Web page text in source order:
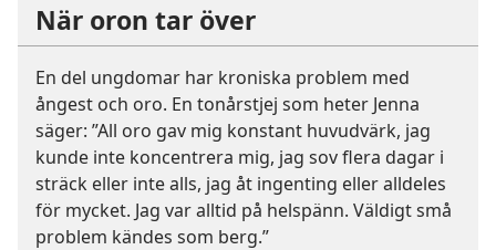
När oron tar över
En del ungdomar har kroniska problem med
ångest och oro. En tonårstjej som heter Jenna
säger: ”All oro gav mig konstant huvudvärk, jag
kunde inte koncentrera mig, jag sov flera dagar i
sträck eller inte alls, jag åt ingenting eller alldeles
för mycket. Jag var alltid på helspänn. Väldigt små
problem kändes som berg.”